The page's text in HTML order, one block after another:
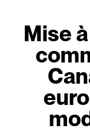
Mise